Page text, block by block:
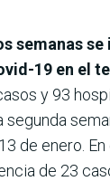
semanas
19 en el
y 93
segunda
de enero.
de 23